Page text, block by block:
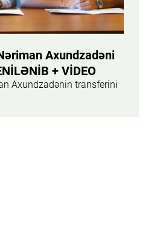
Axundzadəni
+ VİDEO
Axundzadənin transferini